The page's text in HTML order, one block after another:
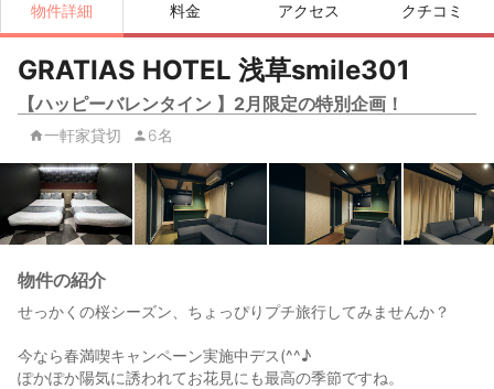
物件詳細 料金 アクセス クチコミ
GRATIAS HOTEL 浅草smile301
【ハッピーバレンタイン 】2月限定の特別企画！
一軒家貸切 6名
物件の紹介
せっかくの桜シーズン、ちょっぴりプチ旅行してみませんか？
今なら春満喫キャンペーン実施中デス(^^♪
ぽかぽか陽気に誘われてお花見にも最高の季節ですね。